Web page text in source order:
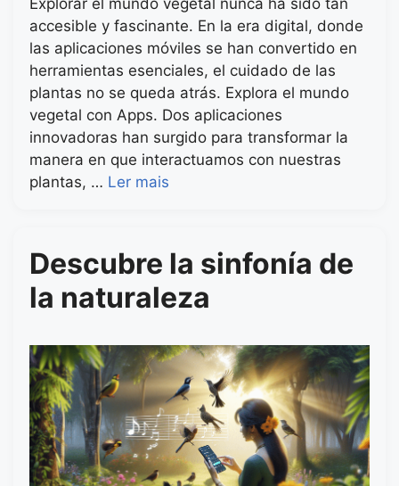
Explorar el mundo vegetal nunca ha sido tan
accesible y fascinante. En la era digital, donde
las aplicaciones móviles se han convertido en
herramientas esenciales, el cuidado de las
plantas no se queda atrás. Explora el mundo
vegetal con Apps. Dos aplicaciones
innovadoras han surgido para transformar la
manera en que interactuamos con nuestras
plantas, … Ler mais
Descubre la sinfonía de
la naturaleza